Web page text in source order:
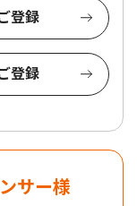
登録
登録
サー様